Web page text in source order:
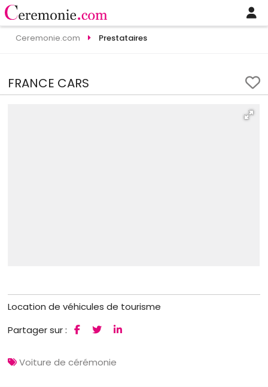
Ceremonie.com Prestataires
FRANCE CARS
Location de véhicules de tourisme
Partager sur :
Voiture de cérémonie